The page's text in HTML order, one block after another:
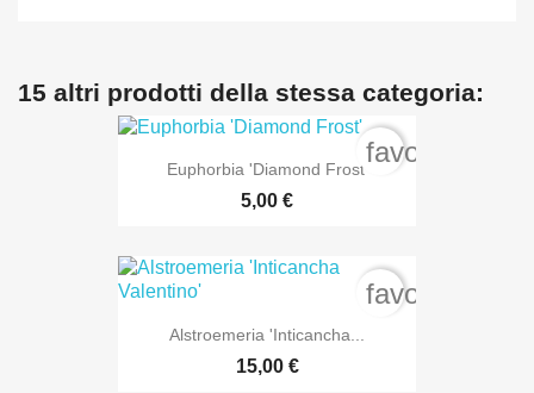
15 altri prodotti della stessa categoria:
Euphorbia 'Diamond Frost'
5,00 €
Alstroemeria 'Inticancha...
15,00 €